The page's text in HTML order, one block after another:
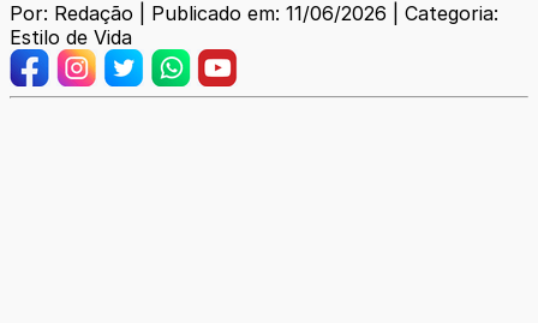
Por: Redação | Publicado em: 11/06/2026 | Categoria:
Estilo de Vida